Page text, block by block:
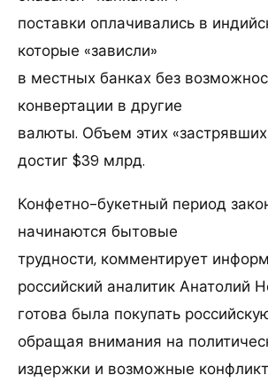
поставки оплачивались в
которые «зависли»
в местных банках без
конвертации в другие
валюты. Объем этих
достиг $39 млрд.
Конфетно-букетный период
начинаются бытовые
трудности, комментирует
российский аналитик Анатолий
готова была покупать
обращая внимания на
издержки и возможные